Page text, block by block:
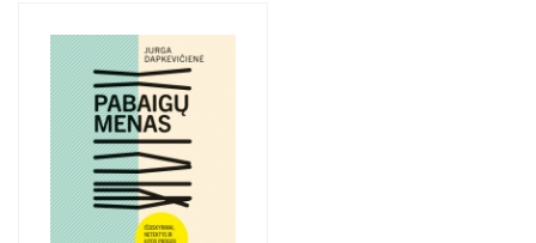
padės giliau pažinti ir aiškiau suvokti save, atrasti
stiprybės šaltinius ir kūrybiškus problemų
sprendimo būdus.